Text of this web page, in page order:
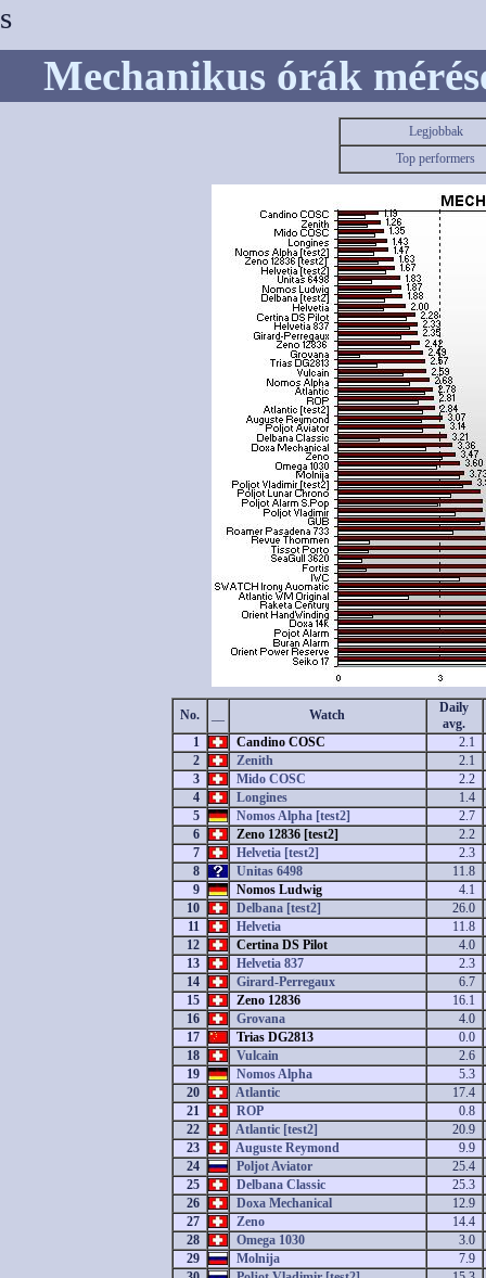
s
Mechanikus órák
Legjobbak
Top performers
No. Watch
Daily
avg.
1
Candino COSC
2.1
2
Zenith
2.1
3
Mido COSC
2.2
4
Longines
1.4
5
Nomos Alpha [test2]
2.7
6
Zeno 12836 [test2]
2.2
7
Helvetia [test2]
2.3
8
Unitas 6498
11.8
9
Nomos Ludwig
4.1
10
Delbana [test2]
26.0
11
Helvetia
11.8
12
Certina DS Pilot
4.0
13
Helvetia 837
2.3
14
Girard-Perregaux
6.7
15
Zeno 12836
16.1
16
Grovana
4.0
17
Trias DG2813
0.0
18
Vulcain
2.6
19
Nomos Alpha
5.3
20
Atlantic
17.4
21
ROP
0.8
22
Atlantic [test2]
20.9
23
Auguste Reymond
9.9
24
Poljot Aviator
25.4
25
Delbana Classic
25.3
26
Doxa Mechanical
12.9
27
Zeno
14.4
28
Omega 1030
3.0
29
Molnija
7.9